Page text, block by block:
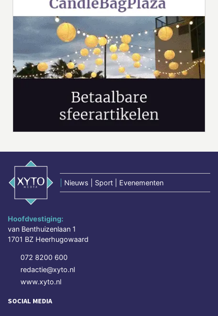
Nieuws | Sport | Evenementen
Hoofdvestiging:
van Benthuizenlaan 1
1701 BZ Heerhugowaard
072 8200 600
redactie@xyto.nl
www.xyto.nl
SOCIAL MEDIA